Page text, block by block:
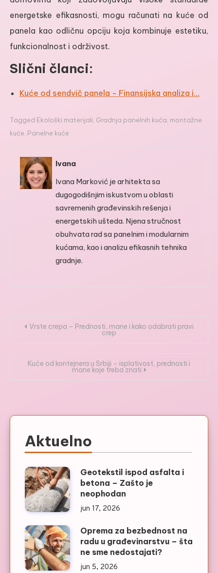
energetske efikasnosti, mogu računati na kuće od
panela kao odličnu opciju koja kombinuje estetiku,
funkcionalnost i održivost.
Slični članci:
Kuće od sendvič panela - Finansijska analiza i…
Tagged Ekološki materijali Gradnja panelnih kuća montažne
kuće Panelne kuće
Ivana
Ivana Marković je arhitekta sa
dugogodišnjim iskustvom u oblasti
savremenih građevinskih rešenja i
energetskih ušteda. Njena stručnost
obuhvata rad sa panelnim i modularnim
kućama, kao i analizu efikasnih tehnika
gradnje.
Kretanje
Vrste crepa – Prednosti, mane i kako odabrati pravi
crep
Kuće od kontejnera u Srbiji – isplativost, prednosti i
mane koje treba znati
Aktuelno
Geotekstil ispod asfalta i
betona – Zašto je
neophodan
jun 17, 2026
Oprema za bezbednost na
radu u građevinarstvu – šta
ne sme nedostajati?
jun 5, 2026